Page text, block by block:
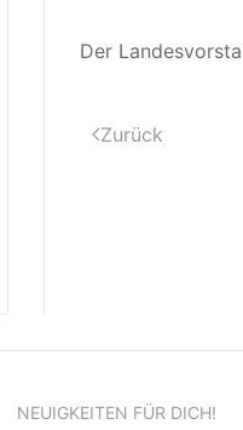
Der
Zurück
NEUIGKEITEN FÜR DICH!